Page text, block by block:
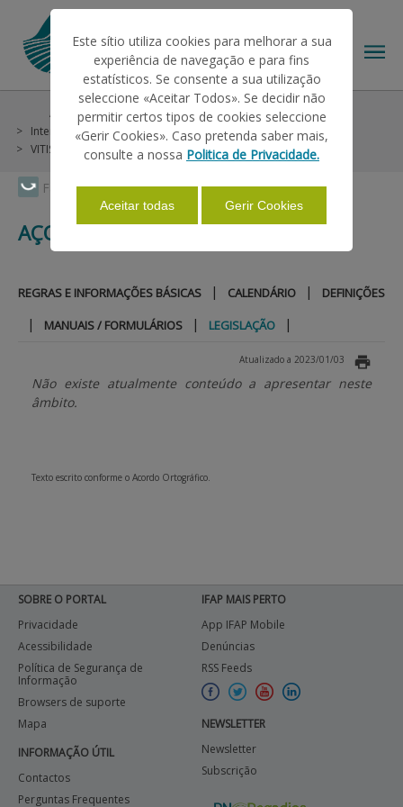
Faça Swipe para ver o menu
O IFAP
AJUDAS/APOIOS
INFORMAÇÕES
PAGAMENTOS
Ajudas/Apoios Outras Ajudas
Histórico
Intervençao em Mercados
Vinho e Vinha
VITIS - PNA 2008-2013
Açores Legislação
AÇORES
REGRAS E INFORMAÇÕES BÁSICAS | CALENDÁRIO | DEFINIÇÕES
| MANUAIS / FORMULÁRIOS | LEGISLAÇÃO |
Atualizado a 2023/01/03
Não existe atualmente conteúdo a apresentar neste
âmbito.
Texto escrito conforme o Acordo Ortográfico.
SOBRE O PORTAL
Privacidade
Acessibilidade
Política de Segurança de
Informação
Browsers de suporte
Mapa
INFORMAÇÃO ÚTIL
Contactos
Perguntas Frequentes
IFAP MAIS PERTO
App IFAP Mobile
Denúncias
RSS Feeds
NEWSLETTER
Newsletter
Subscrição
Este sítio utiliza cookies para melhorar a sua
experiência de navegação e para fins
estatísticos. Se consente a sua utilização
seleccione «Aceitar Todos». Se decidir não
permitir certos tipos de cookies seleccione
«Gerir Cookies». Caso pretenda saber mais,
consulte a nossa Politica de Privacidade.
Aceitar todas Gerir Cookies